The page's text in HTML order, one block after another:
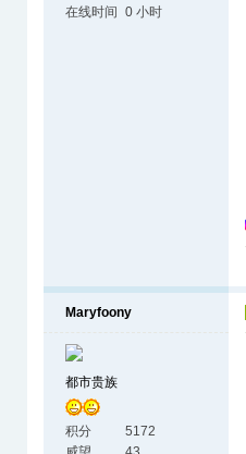
在线时间
0 小时
Maryfoony
都市贵族
积分
5172